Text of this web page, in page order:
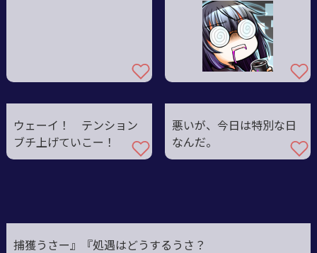
ウェーイ！ テンション
ブチ上げていこー！
悪いが、今日は特別な日
なんだ。
捕獲うさー』『処遇はどうするうさ？